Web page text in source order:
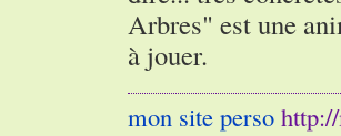
Arbres" est une
à jouer.
mon site perso